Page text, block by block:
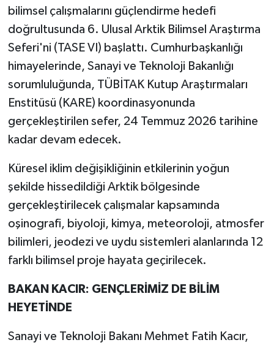
bilimsel çalışmalarını güçlendirme hedefi
doğrultusunda 6. Ulusal Arktik Bilimsel Araştırma
Seferi'ni (TASE VI) başlattı. Cumhurbaşkanlığı
himayelerinde, Sanayi ve Teknoloji Bakanlığı
sorumluluğunda, TÜBİTAK Kutup Araştırmaları
Enstitüsü (KARE) koordinasyonunda
gerçekleştirilen sefer, 24 Temmuz 2026 tarihine
kadar devam edecek.
Küresel iklim değişikliğinin etkilerinin yoğun
şekilde hissedildiği Arktik bölgesinde
gerçekleştirilecek çalışmalar kapsamında
oşinografi, biyoloji, kimya, meteoroloji, atmosfer
bilimleri, jeodezi ve uydu sistemleri alanlarında 12
farklı bilimsel proje hayata geçirilecek.
BAKAN KACIR: GENÇLERİMİZ DE BİLİM
HEYETİNDE
Sanayi ve Teknoloji Bakanı Mehmet Fatih Kacır,